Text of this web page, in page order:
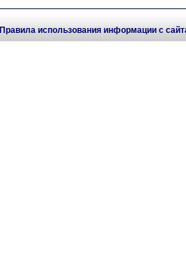
Правила использования информации с